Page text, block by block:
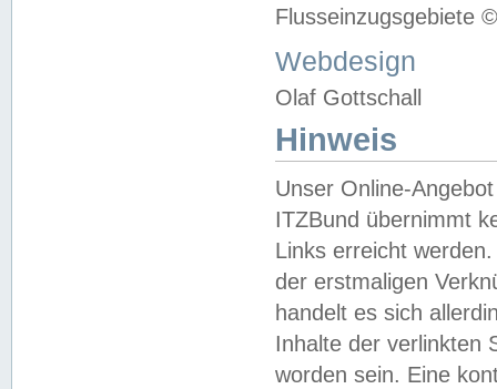
Flusseinzugsgebiete
Webdesign
Olaf Gottschall
Hinweis
Unser Online-
ITZBund übernimmt
Links erreicht
der erstmaligen
handelt es sich
Inhalte der verlinkten
worden sein. Eine